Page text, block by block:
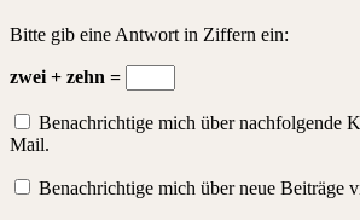
Bitte gib eine Antwort in Ziffern ein:
zwei + zehn =
Benachrichtige mich über nachfolgende
Mail.
Benachrichtige mich über neue Beiträge